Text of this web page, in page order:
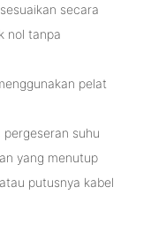
secara
nol tanpa
pelat
suhu
yang menutup
putusnya kabel